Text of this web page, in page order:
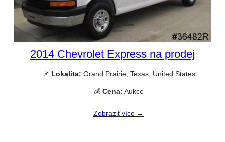
2014 Chevrolet Express na prodej
📌 Lokalita: Grand Prairie, Texas, United States
💰 Cena: Aukce
Zobrazit více →